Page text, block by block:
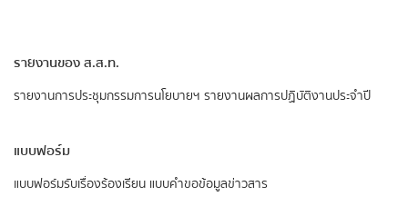
รายงานของ ส.ส.ท.
รายงานการประชุมกรรมการนโยบายฯ รายงานผลการปฏิบัติงานประจำปี
แบบฟอร์ม
แบบฟอร์มรับเรื่องร้องเรียน แบบคำขอข้อมูลข่าวสาร